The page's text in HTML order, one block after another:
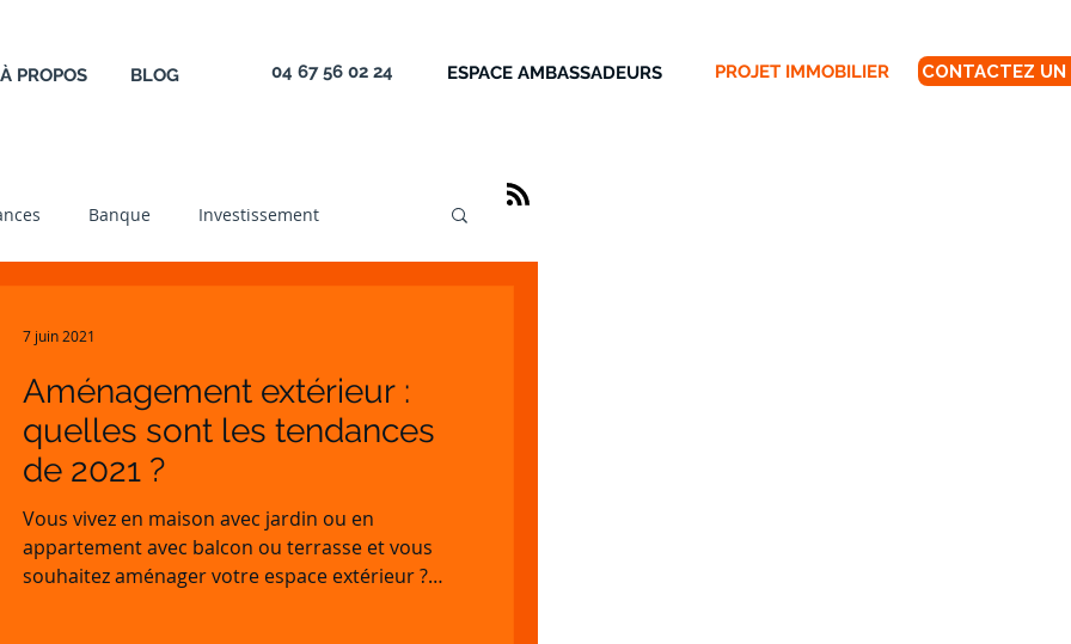
À PROPOS BLOG 04 67 56 02 24 ESPACE AMBASSADEURS PROJET IMMOBILIER
Banque Investissement
Vente Newsletter PTZ Aide
Aménagement extérieur :
quelles sont les tendances
de 2021 ?
Vous vivez en maison avec jardin ou en
appartement avec balcon ou terrasse et vous
souhaitez aménager votre espace extérieur ?
7 juin 2021